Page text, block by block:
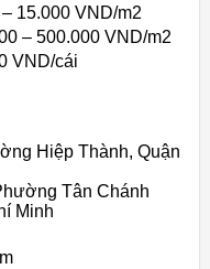
15.000 VND/m2
– 500.000 VND/m2
VND/cái
Hiệp Thành, Quận
Tân Chánh
Minh